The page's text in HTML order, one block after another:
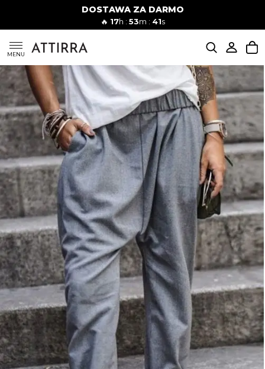
DOSTAWA ZA DARMO
🔥 17h : 53m : 40s
MENU
Mężczyźni
SUKIENKI
KOMPLETY
KOMBINEZONY
DÓŁ DAMSKIE
STROJE KĄPIELOWE
BLUZKI
OBUWIE
BIELIZNA